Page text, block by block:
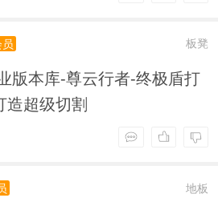
板凳
版本库-尊云行者-终极盾打
造超级切割
地板